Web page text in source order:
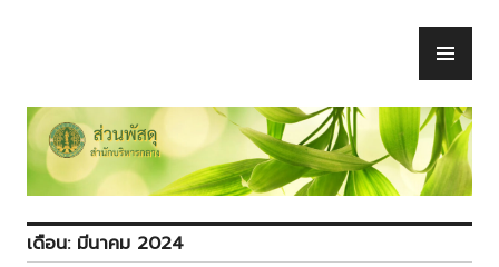
เดือน: มีนาคม 2024